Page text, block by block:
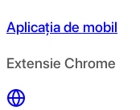
Aplicația de mobil
Extensie Chrome